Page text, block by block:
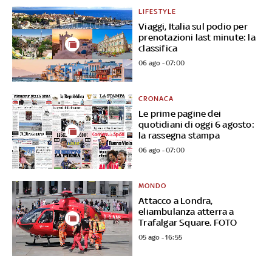
Viaggi, Italia sul podio per
prenotazioni last minute: la
classifica
LIFESTYLE
06 ago - 07:00
Le prime pagine dei
quotidiani di oggi 6 agosto:
la rassegna stampa
CRONACA
06 ago - 07:00
Attacco a Londra,
eliambulanza atterra a
Trafalgar Square. FOTO
MONDO
05 ago - 16:55